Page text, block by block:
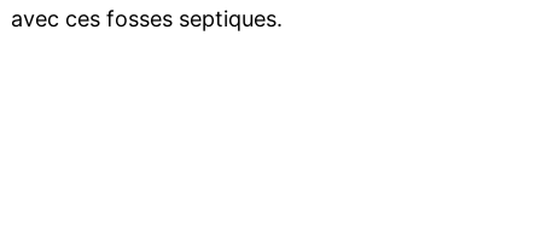
avec ces fosses septiques.